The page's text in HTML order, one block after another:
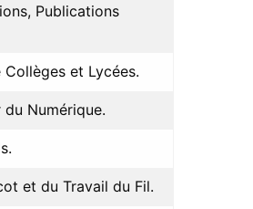
Publications
Collèges et Lycées.
Numérique.
et du Travail du Fil.